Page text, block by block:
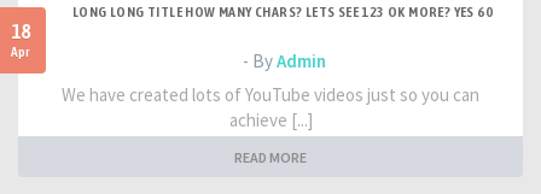
18
Apr
LONG LONG TITLE HOW MANY CHARS? LETS SEE 123 OK MORE? YES 60
- ByAdmin
We have created lots of YouTube videos just so you can
achieve [...]
READ MORE